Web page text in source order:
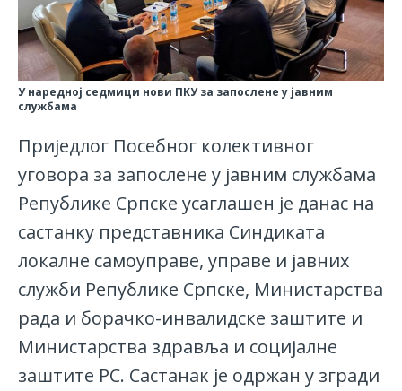
У наредној седмици нови ПКУ за запослене у јавним
службама
Приједлог Посебног колективног
уговора за запослене у јавним службама
Републике Српске усаглашен је данас на
састанку представника Синдиката
локалне самоуправе, управе и јавних
служби Републике Српске, Министарства
рада и борачко-инвалидске заштите и
Министарства здравља и социјалне
заштите РС. Састанак је одржан у згради